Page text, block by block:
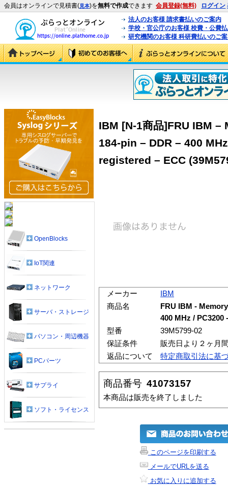
会員はオンラインで見積書(見本)を無料で作成できます 会員登録(無料) ログイン
法人のお客様 請求書払いのご案内
学校・官公庁のお客様 校費・公費
研究機関のお客様 科研費払いのご
IBM [N-1商品]FRU IBM –
184-pin – DDR – 400
registered – ECC
メーカー
IBM
商品名
FRU IBM -
400 MHz /
型番
39M5799-02
保証条件
販売日より２ヶ月
返品について
特定商取引法に基
商品番号 41073157
本商品は販売を終了しました
このページを印刷する
メールでURLを送る
お気に入りに追加する
OpenBlocks
IoT関連
ネットワーク
サーバ・ストレージ
パソコン・周辺機器
PCパーツ
サプライ
ソフト・ライセンス